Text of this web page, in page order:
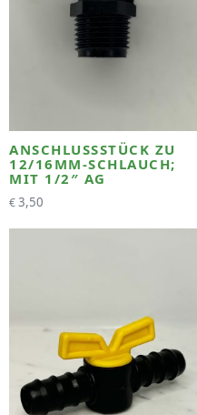
ANSCHLUSSSTÜCK ZU
12/16MM-SCHLAUCH;
MIT 1/2″ AG
€3,50